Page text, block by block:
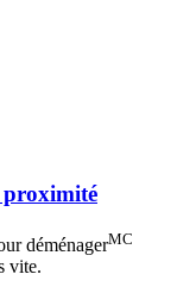
proximité
déménagerMC
vite.